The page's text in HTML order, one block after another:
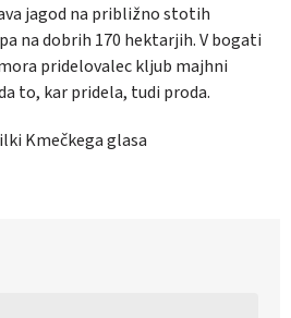
jagod na približno stotih
na dobrih 170 hektarjih. V bogati
pridelovalec kljub majhni
to, kar pridela, tudi proda.
Kmečkega glasa